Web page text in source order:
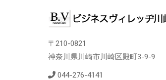
〒210-0821
神奈川県川崎市川崎区殿町3-9-9
044-276-4141